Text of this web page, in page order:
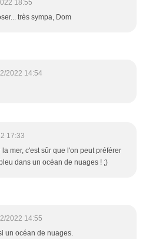
18:55
très sympa, Dom
2022 14:54
17:33
mer, c'est sûr que l'on peut préférer
dans un océan de nuages ! ;)
2022 14:55
un océan de nuages.